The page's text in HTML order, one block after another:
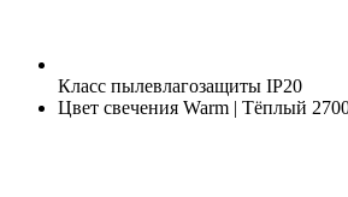
Класс пылевлагозащиты IP20
Цвет свечения Warm | Тёплый